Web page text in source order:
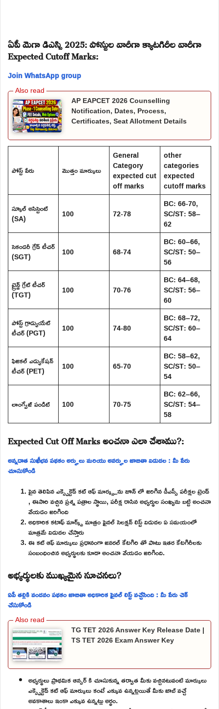
ఏపీ మెగా డిఎస్సి 2025: పోస్టుల వారీగా క్యాటగిరీల వారీగా
Expected Cutoff Marks:
Join WhatsApp group
AP EAPCET 2026 Counselling
Notification, Dates, Process,
Certificates, Seat Allotment Details
పోస్ట్ పేరు మొత్తం మార్కులు
General
Category
expected cut
off marks
other
categories
expected
cutoff marks
స్కూల్ అసిస్టెంట్
(SA) 100 72-78
BC: 66-70,
SC/ST: 58–
62
సెకండరీ గ్రేడ్ టీచర్
(SGT) 100 68-74
BC: 60–66,
SC/ST: 50–
56
ట్రైన్డ్ గ్రేట్ టీచర్
(TGT) 100 70-76
BC: 64–68,
SC/ST: 56–
60
పోస్ట్ గ్రాడ్యుయేట్
టీచర్ (PGT) 100 74-80
BC: 68–72,
SC/ST: 60–
64
ఫిజికల్ ఎడ్యుకేషన్
టీచర్ (PET) 100 65-70
BC: 58–62,
SC/ST: 50–
54
లాంగ్వేజ్ పండిట్ 100 70-75
BC: 62–66,
SC/ST: 54–
58
Expected Cut Off Marks అంచనా ఎలా చేశాము?:
అన్నదాత సుఖీభవ పథకం అర్హులు మరియు అనర్హుల జాబితా విడుదల : మీ పేరు
చూసుకోండి
పైన తెలిపిన ఎక్స్పెక్టెడ్ కట్ ఆఫ్ మార్క్స్లను జూన్ లో జరిగిన డీఎస్సీ పరీక్షల ట్రెండ్
, ఈసారి వచ్చిన ప్రశ్న పత్రాల స్థాయి, పరీక్ష రాసిన అభ్యర్థుల సంఖ్యను బట్టి అంచనా
వేయడం జరిగింది
అధికారిక కటాఫ్ మార్క్స్ మాత్రం ఫైనల్ సెలక్షన్ లిస్ట్ విడుదల ఏ సమయంలో
మాత్రమే విడుదల చేస్తారు
ఈ కట్ ఆఫ్ మార్కులు ప్రధానంగా జనరల్ కేటగిరి తో పాటు ఇతర కేటగిరీలకు
సంబంధించిన అభ్యర్థులకు కూడా అంచనా వేయడం జరిగింది.
అభ్యర్థులకు ముఖ్యమైన సూచనలు?
ఏపీ తల్లికి వందనం పథకం జాబితా అధికారిక ఫైనల్ లిస్ట్ వచ్చేసింది : మీ పేరు చెక్
చేసుకోండి
TG TET 2026 Answer Key Release Date |
TS TET 2026 Exam Answer Key
అభ్యర్థులు ప్రాథమిక ఆన్సర్ కి చూసుకున్న తర్వాత మీకు వచ్చినటువంటి మార్కులు
ఎక్స్పెక్టెడ్ కట్ ఆఫ్ మార్కులు కంటే ఎక్కువ ఉన్నట్లయితే మీకు జాబ్ వచ్చే
అవకాశాలు ఇంకా ఎక్కువ ఉన్నట్లు అర్థం.